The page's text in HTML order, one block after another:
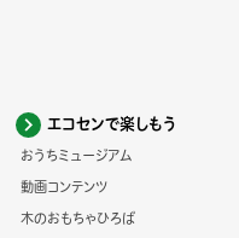
エコセンで楽しもう
おうちミュージアム
動画コンテンツ
木のおもちゃひろば